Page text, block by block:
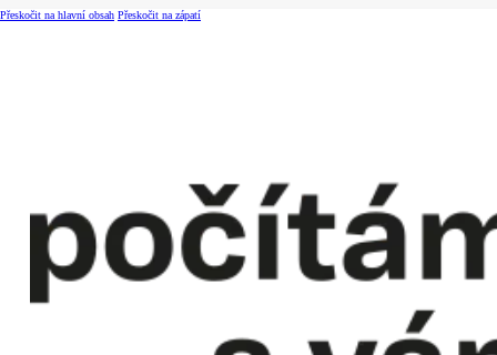
Přeskočit na hlavní obsah Přeskočit na zápatí